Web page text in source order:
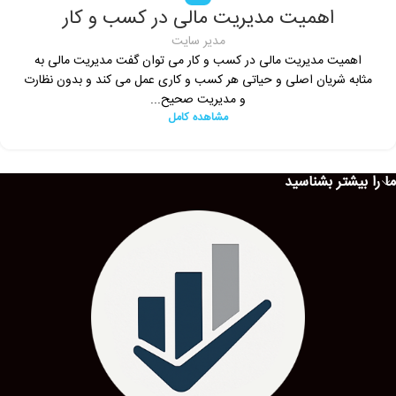
اهمیت مدیریت مالی در کسب و کار
مدیر سایت
اهمیت مدیریت مالی در کسب و کار می توان گفت مدیریت مالی به
مثابه شریان اصلی و حیاتی هر کسب و کاری عمل می کند و بدون نظارت
و مدیریت صحیح...
مشاهده کامل
ما را بیشتر بشناسید